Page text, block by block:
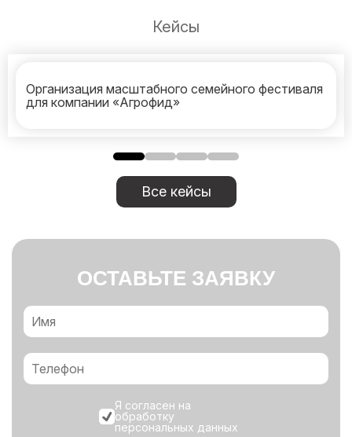
Кейсы
Организация масштабного семейного фестиваля
для компании «Агрофид»
Все кейсы
ОСТАВЬТЕ ЗАЯВКУ
Я согласен на
обработку
персональных данных